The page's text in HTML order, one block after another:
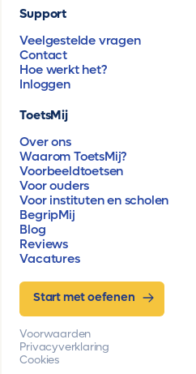
Support
Veelgestelde vragen
Contact
Hoe werkt het?
Inloggen
ToetsMij
Over ons
Waarom ToetsMij?
Voorbeeldtoetsen
Voor ouders
Voor instituten en scholen
BegripMij
Blog
Reviews
Vacatures
Start met oefenen
Voorwaarden
Privacyverklaring
Cookies